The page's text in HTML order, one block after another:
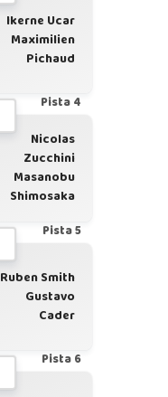
Ikerne Ucar
Maximilien
Pichaud
Pista 4
Nicolas
Zucchini
Masanobu
Shimosaka
Pista 5
Ruben Smith
Gustavo
Cader
Pista 6